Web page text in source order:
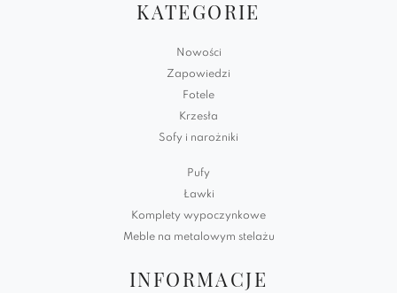
KATEGORIE
Nowości
Zapowiedzi
Fotele
Krzesła
Sofy i narożniki
Pufy
Ławki
Komplety wypoczynkowe
Meble na metalowym stelażu
INFORMACJE